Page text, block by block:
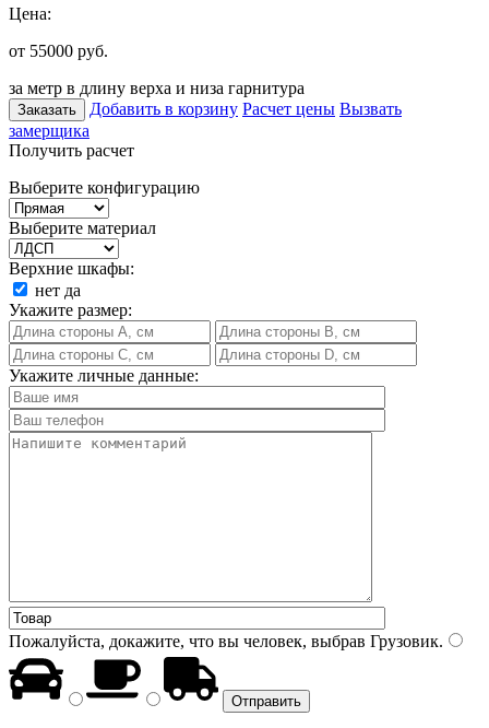
Цена:
от 55000 руб.
за метр в длину верха и низа гарнитура
Заказать Добавить в корзину Расчет цены Вызвать
замерщика
Получить расчет
Выберите конфигурацию
Выберите материал
Верхние шкафы:
нет да
Укажите размер:
Укажите личные данные:
Пожалуйста, докажите, что вы человек, выбрав Грузовик.